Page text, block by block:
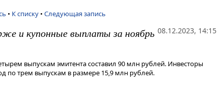
• К списку • Следующая запись
08.12.2023, 14:15
и купонные выплаты за ноябрь
выпускам эмитента составил 90 млн рублей. Инвесторы
по трем выпускам в размере 15,9 млн рублей.